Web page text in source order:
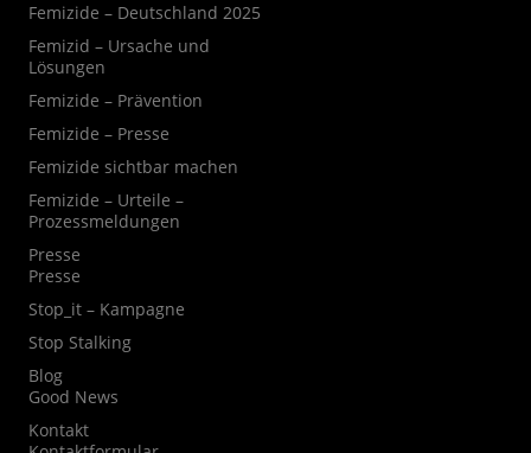
Femizide – Deutschland 2025
Femizid – Ursache und
Lösungen
Femizide – Prävention
Femizide – Presse
Femizide sichtbar machen
Femizide – Urteile –
Prozessmeldungen
Presse
Presse
Stop_it – Kampagne
Stop Stalking
Blog
Good News
Kontakt